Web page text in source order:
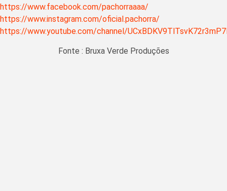
https://www.facebook.com/pachorraaaa/
https://www.instagram.com/oficial.pachorra/
https://www.youtube.com/channel/
Fonte : Bruxa Verde Produções